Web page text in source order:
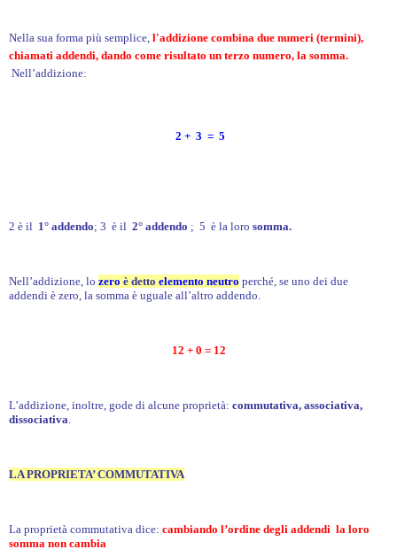
Nella sua forma più semplice, l'addizione combina due numeri (termini),
chiamati addendi, dando come risultato un terzo numero, la somma.
Nell’addizione:
2 + 3 = 5
2 è il 1° addendo; 3 è il 2° addendo ; 5 è la loro somma.
Nell’addizione, lo zero è detto elemento neutro perché, se uno dei due
addendi è zero, la somma è uguale all’altro addendo.
12 + 0 = 12
L’addizione, inoltre, gode di alcune proprietà: commutativa, associativa,
dissociativa.
LA PROPRIETA’ COMMUTATIVA
La proprietà commutativa dice: cambiando l’ordine degli addendi la loro
somma non cambia